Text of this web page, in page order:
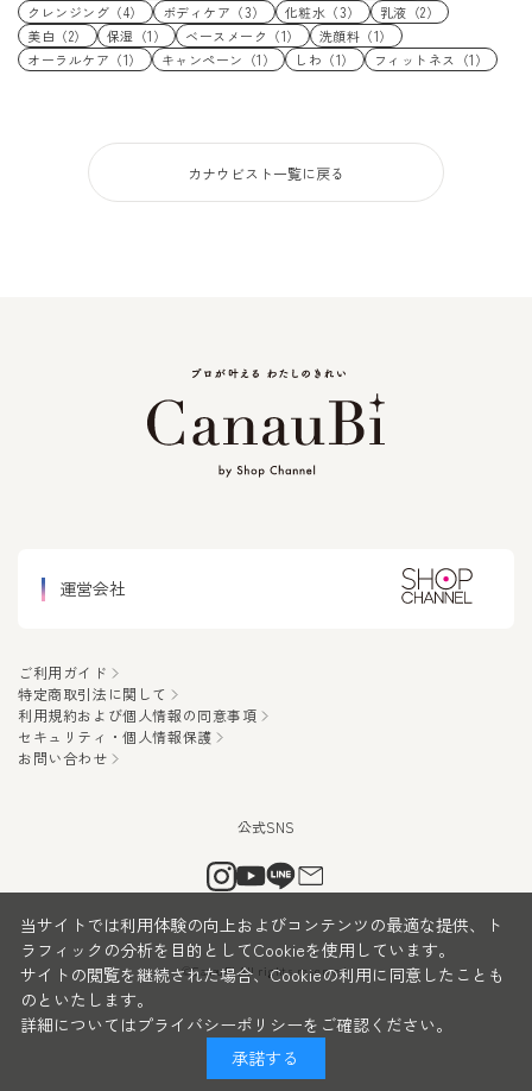
クレンジング（4）
ボディケア（3） 化粧水（3）
乳液（2）
美白（2）
保湿（1） ベースメーク（1）
洗顔料（1）
オーラルケア（1）
キャンペーン（1） しわ（1） フィットネス（1）
運営会社
ご利用ガイド
特定商取引法に関して
利用規約および個人情報の同意事項
セキュリティ・個人情報保護
お問い合わせ
©CanauBi All rights reserved.
当サイトでは利用体験の向上およびコンテンツの最適な提供、ト
ラフィックの分析を目的としてCookieを使用しています。
サイトの閲覧を継続された場合、Cookieの利用に同意したことも
のといたします。
詳細についてはプライバシーポリシーをご確認ください。
承諾する